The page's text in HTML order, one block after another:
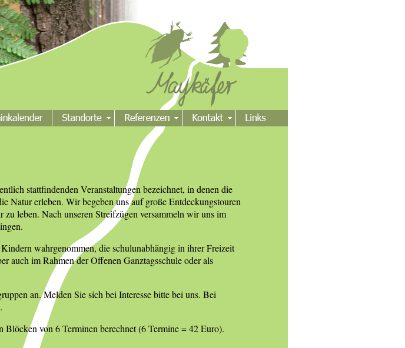
stattfindenden Veranstaltungen bezeichnet, in denen die
Natur erleben. Wir begeben uns auf große Entdeckungstouren
leben. Nach unseren Streifzügen versammeln wir uns im
wahrgenommen, die schulunabhängig in ihrer Freizeit
auch im Rahmen der Offenen Ganztagsschule oder als
an. Melden Sie sich bei Interesse bitte bei uns. Bei
von 6 Terminen berechnet (6 Termine = 42 Euro).